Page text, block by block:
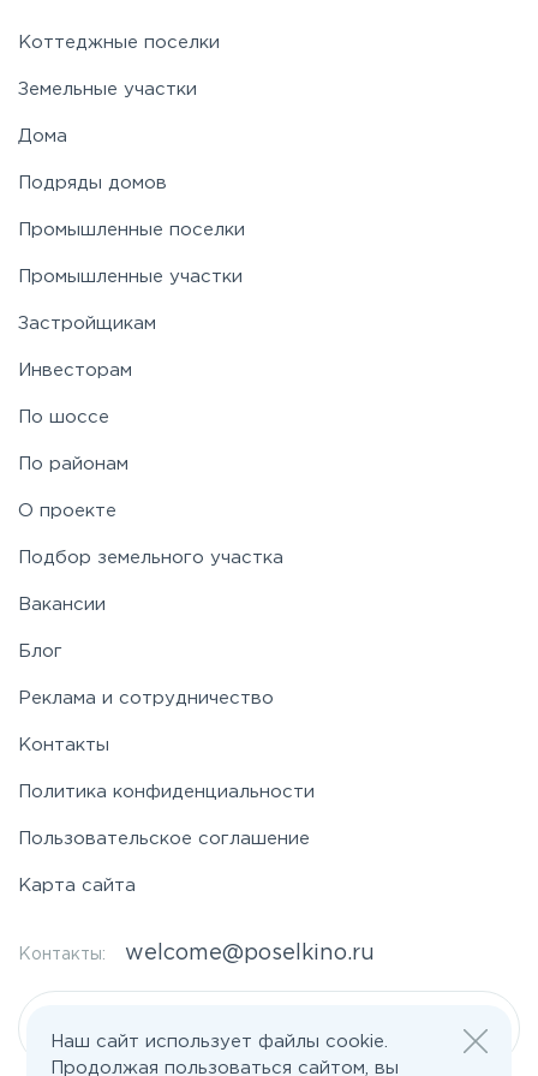
Коттеджные поселки
Земельные участки
Дома
Подряды домов
Промышленные поселки
Промышленные участки
Застройщикам
Инвесторам
По шоссе
По районам
О проекте
Подбор земельного участка
Вакансии
Блог
Реклама и сотрудничество
Контакты
Политика конфиденциальности
Пользовательское соглашение
Карта сайта
Контакты: welcome@poselkino.ru
Наш сайт использует файлы cookie.
Продолжая пользоваться сайтом, вы